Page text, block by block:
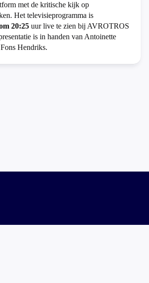
met de kritische kijk op
Het televisieprogramma is
20:25 uur live te zien bij AVROTROS
is in handen van Antoinette
Hendriks.